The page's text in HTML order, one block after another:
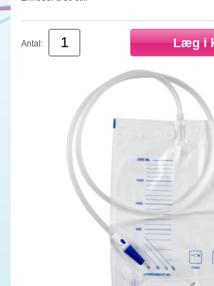
Antal: